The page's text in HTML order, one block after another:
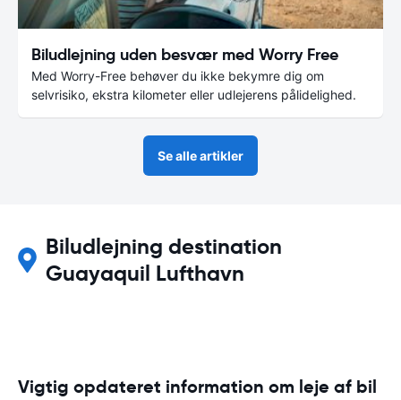
Biludlejning uden besvær med Worry Free
Med Worry-Free behøver du ikke bekymre dig om
selvrisiko, ekstra kilometer eller udlejerens pålidelighed.
Se alle artikler
Biludlejning destination
Guayaquil Lufthavn
Vigtig opdateret information om leje af bil